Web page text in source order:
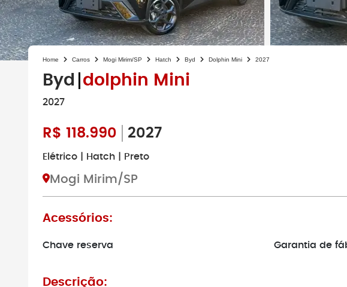
Home Carros Mogi Mirim/SP Hatch Byd Dolphin Mini 2027
Byd dolphin Mini
2027
R$ 118.990 2027
Elétrico | Hatch | Preto
Mogi Mirim/SP
Acessórios:
Chave reserva Garantia de
Descrição: